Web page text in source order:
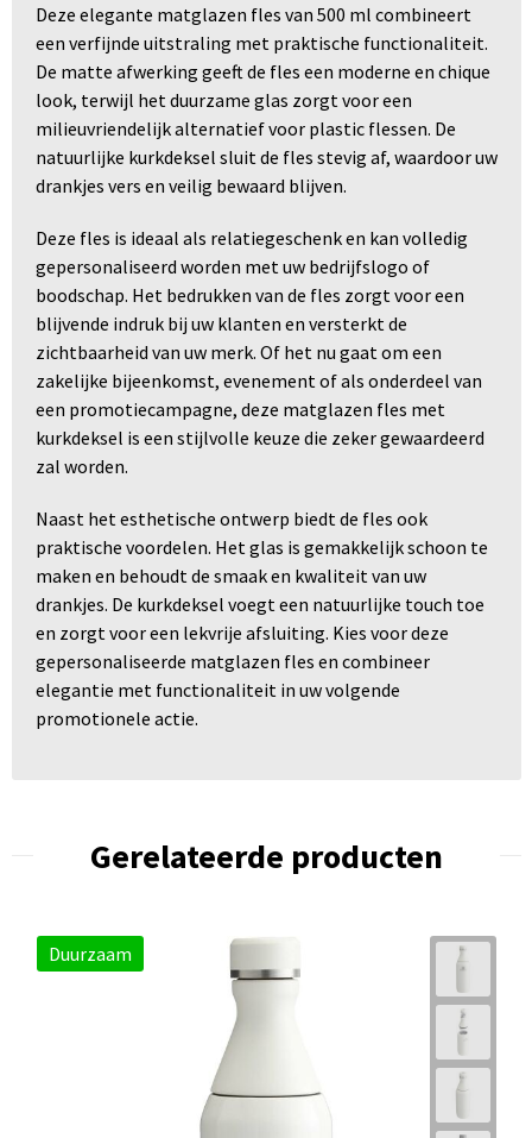
Deze elegante matglazen fles van 500 ml combineert
een verfijnde uitstraling met praktische functionaliteit.
De matte afwerking geeft de fles een moderne en chique
look, terwijl het duurzame glas zorgt voor een
milieuvriendelijk alternatief voor plastic flessen. De
natuurlijke kurkdeksel sluit de fles stevig af, waardoor uw
drankjes vers en veilig bewaard blijven.
Deze fles is ideaal als relatiegeschenk en kan volledig
gepersonaliseerd worden met uw bedrijfslogo of
boodschap. Het bedrukken van de fles zorgt voor een
blijvende indruk bij uw klanten en versterkt de
zichtbaarheid van uw merk. Of het nu gaat om een
zakelijke bijeenkomst, evenement of als onderdeel van
een promotiecampagne, deze matglazen fles met
kurkdeksel is een stijlvolle keuze die zeker gewaardeerd
zal worden.
Naast het esthetische ontwerp biedt de fles ook
praktische voordelen. Het glas is gemakkelijk schoon te
maken en behoudt de smaak en kwaliteit van uw
drankjes. De kurkdeksel voegt een natuurlijke touch toe
en zorgt voor een lekvrije afsluiting. Kies voor deze
gepersonaliseerde matglazen fles en combineer
elegantie met functionaliteit in uw volgende
promotionele actie.
Gerelateerde producten
Duurzaam